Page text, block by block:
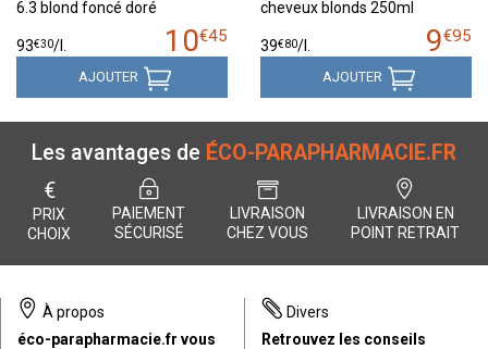
6.3 blond foncé doré
10€45
93€30/
AJOUTER
cheveux blonds 250ml
9€95
39€80/
AJOUTER
Les avantages de ÉCO-PARAPHARMACIE.FR
€
PRIX
CHOIX
PAIEMENT
SÉCURISÉ
LIVRAISON
CHEZ VOUS
LIVRAISON EN
POINT RETRAIT
À propos
éco-parapharmacie.fr vous
Divers
Retrouvez les conseils